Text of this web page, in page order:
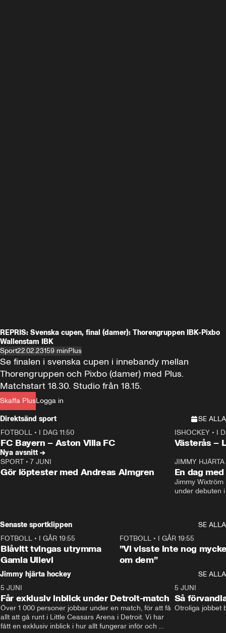
REPRIS: Svenska cupen, final (damer): Thorengruppen IBK-Pixbo
Wallenstam IBK
Sport22.02.23159 minPlus
Skaffa PlusLogga in
Se finalen i svenska cupen i innebandy mellan
Thorengruppen och Pixbo (damer) med Plus.
Matchstart 18.30. Studio från 18.15.
Direktsänd sport
SE ALLA
Plus
FOTBOLL • I DAG 11:50
FC Bayern – Aston Villa FC
Plus
ISHOCKEY• I
Västerås –
Nya avsnitt →
SPORT • 7 JUNI
Gör löptester med Andreas Almgren
JIMMY
En dag
Jimmy
under debuten
Senaste sportklippen
SE ALLA
FOTBOLL • I GÅR 19:55
Blåvitt tvingas utrymma
Gamla Ullevi
FOTBOLL• I GÅR 19:55
”Vi visste inte nog
om dem”
Jimmy hjärta hockey
SE ALLA
5 JUNI
Får exklusiv inblick under Detroit-match
Över 1 000 personer jobbar under en match, för att få
allt att gå runt i Little Ceasars Arena i Detroit. Vi har
fått en exklusiv inblick i hur allt fungerar inför och
5 JUNI
Så
Otroliga jobbet